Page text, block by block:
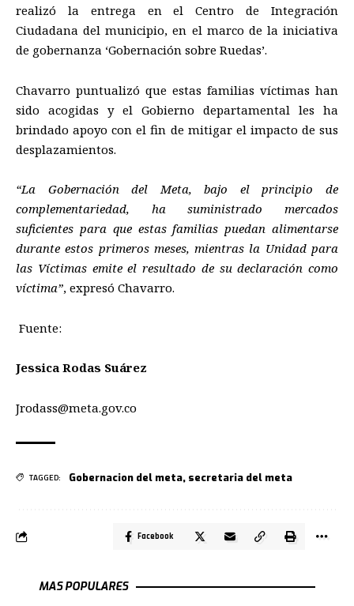
realizó la entrega en el Centro de Integración
Ciudadana del municipio, en el marco de la iniciativa
de gobernanza ‘Gobernación sobre Ruedas’.
Chavarro puntualizó que estas familias víctimas han
sido acogidas y el Gobierno departamental les ha
brindado apoyo con el fin de mitigar el impacto de sus
desplazamientos.
“La Gobernación del Meta, bajo el principio de
complementariedad, ha suministrado mercados
suficientes para que estas familias puedan alimentarse
durante estos primeros meses, mientras la Unidad para
las Víctimas emite el resultado de su declaración como
víctima”, expresó Chavarro.
Fuente:
Jessica Rodas Suárez
Jrodass@meta.gov.co
TAGGED: Gobernacion del meta, secretaria del meta
Facebook
MAS POPULARES